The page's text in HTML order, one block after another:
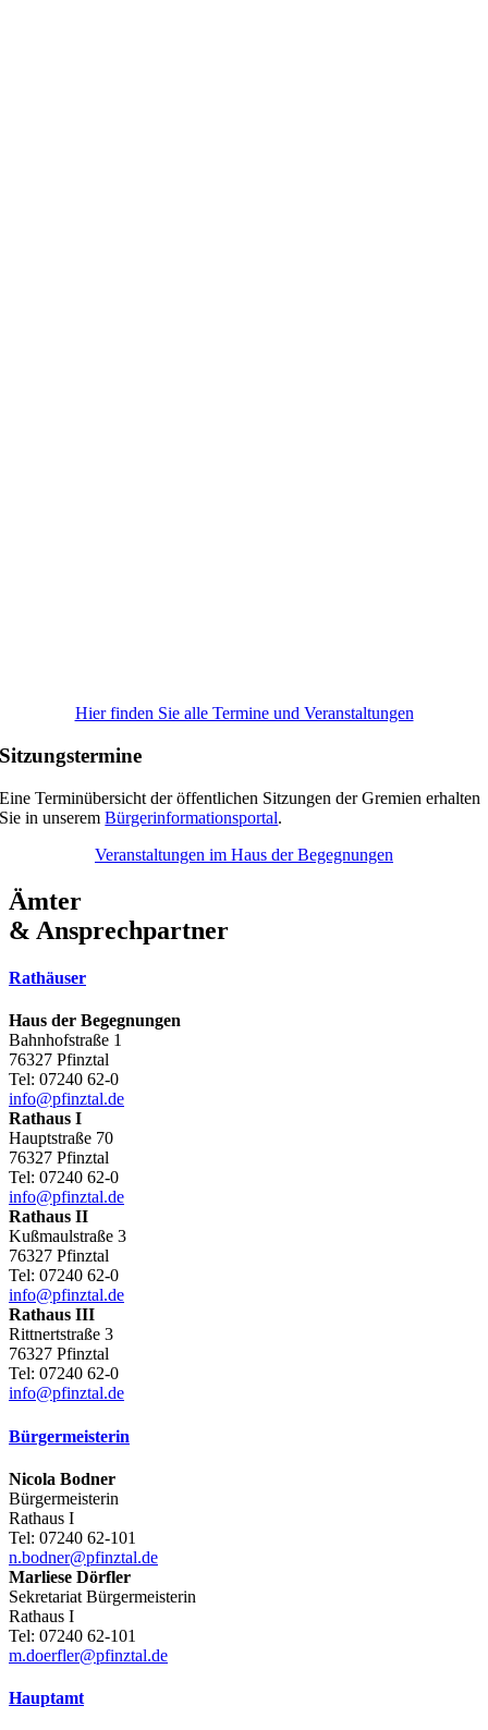
Hier finden Sie alle Termine und Veranstaltungen
Sitzungstermine
Eine Terminübersicht der öffentlichen Sitzungen der Gremien erhalten
Sie in unseremBürgerinformationsportal.
Veranstaltungen im Haus der Begegnungen
Ämter
& Ansprechpartner
Rathäuser
Haus der Begegnungen
Bahnhofstraße 1
76327 Pfinztal
Tel: 07240 62-0
info@pfinztal.de
Rathaus I
Hauptstraße 70
76327 Pfinztal
Tel: 07240 62-0
info@pfinztal.de
Rathaus II
Kußmaulstraße 3
76327 Pfinztal
Tel: 07240 62-0
info@pfinztal.de
Rathaus III
Rittnertstraße 3
76327 Pfinztal
Tel: 07240 62-0
info@pfinztal.de
Bürgermeisterin
Nicola Bodner
Bürgermeisterin
Rathaus I
Tel: 07240 62-101
n.bodner@pfinztal.de
Marliese Dörfler
Sekretariat Bürgermeisterin
Rathaus I
Tel: 07240 62-101
m.doerfler@pfinztal.de
Hauptamt